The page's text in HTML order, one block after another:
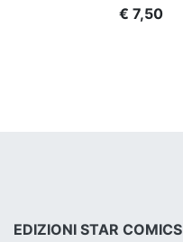
€ 7,50
EDIZIONI STAR COMICS